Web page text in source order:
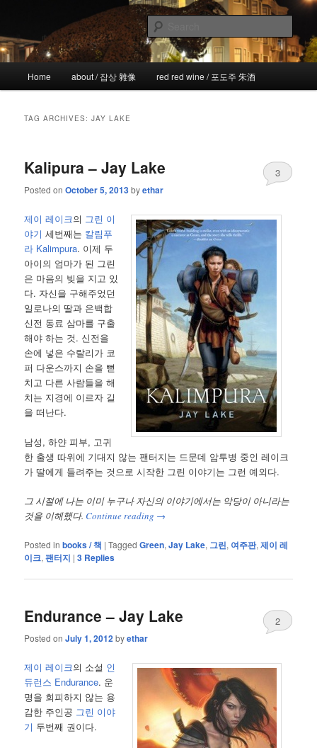
primary
content
secondary
content!wicked
the more I see the less I know
Home about / 잡상 雜像 red red wine / 포도주 朱酒
TAG ARCHIVES:JAY LAKE
Kalipura – Jay Lake
Posted onOctober 5, 2013byethar
3
제이 레이크의 그린 이
야기 세번째는 칼림푸
라 Kalimpura. 이제 두
아이의 엄마가 된 그린
은 마음의 빚을 지고 있
다. 자신을 구해주었던
일로나의 딸과 은백합
신전 동료 삼마를 구출
해야 하는 것. 신전을
손에 넣은 수랄리가 코
퍼 다운스까지 손을 뻗
치고 다른 사람들을 해
치는 지경에 이르자 길
을 떠난다.
남성, 하얀 피부, 고귀
한 출생 따위에 기대지 않는 팬터지는 드문데 암투병 중인 레이크
가 딸에게 들려주는 것으로 시작한 그린 이야기는 그런 예외다.
그 시절에 나는 이미 누구나 자신의 이야기에서는 악당이 아니라는
것을 이해했다. Continue reading →
Posted in books / 책 |Tagged Green,Jay Lake, 그린, 여주판,제이 레
이크,팬터지 |3 Replies
Endurance – Jay Lake
Posted onJuly 1, 2012byethar
2
제이 레이크의 소설 인
듀런스 Endurance. 운
명을 회피하지 않는 용
감한 주인공 그린 이야
기 두번째 권이다.